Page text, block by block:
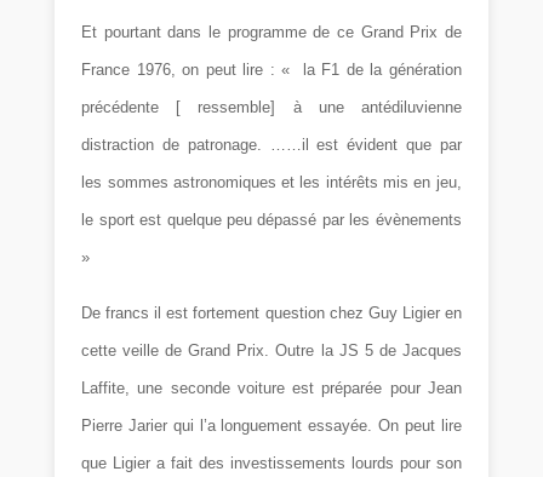
Et pourtant dans le programme de ce Grand Prix de
France 1976, on peut lire : « la F1 de la génération
précédente [ ressemble] à une antédiluvienne
distraction de patronage. ……il est évident que par
les sommes astronomiques et les intérêts mis en jeu,
le sport est quelque peu dépassé par les évènements
»
De francs il est fortement question chez Guy Ligier en
cette veille de Grand Prix. Outre la JS 5 de Jacques
Laffite, une seconde voiture est préparée pour Jean
Pierre Jarier qui l’a longuement essayée. On peut lire
que Ligier a fait des investissements lourds pour son